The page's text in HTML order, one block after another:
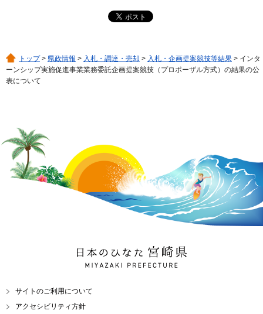
トップ> 県政情報 > 入札・調達・売却 > 入札・企画提案競技等結果 > インタ
ーンシップ実施促進事業業務委託企画提案競技（プロポーザル方式）の結果の公
表について
日本のひなた 宮崎県
MIYAZAKI PREFECTURE
サイトのご利用について
アクセシビリティ方針